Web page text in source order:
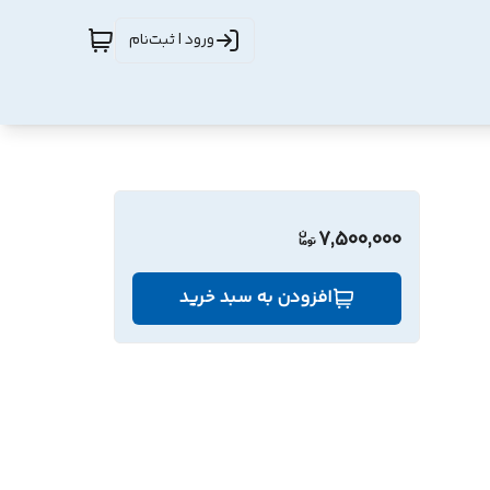
ورود | ثبت‌نام
7,500,000
افزودن به سبد خرید